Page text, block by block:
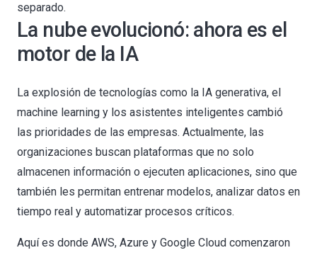
separado.
La nube evolucionó: ahora es el
motor de la IA
La explosión de tecnologías como la IA generativa, el
machine learning y los asistentes inteligentes cambió
las prioridades de las empresas. Actualmente, las
organizaciones buscan plataformas que no solo
almacenen información o ejecuten aplicaciones, sino que
también les permitan entrenar modelos, analizar datos en
tiempo real y automatizar procesos críticos.
Aquí es donde AWS, Azure y Google Cloud comenzaron